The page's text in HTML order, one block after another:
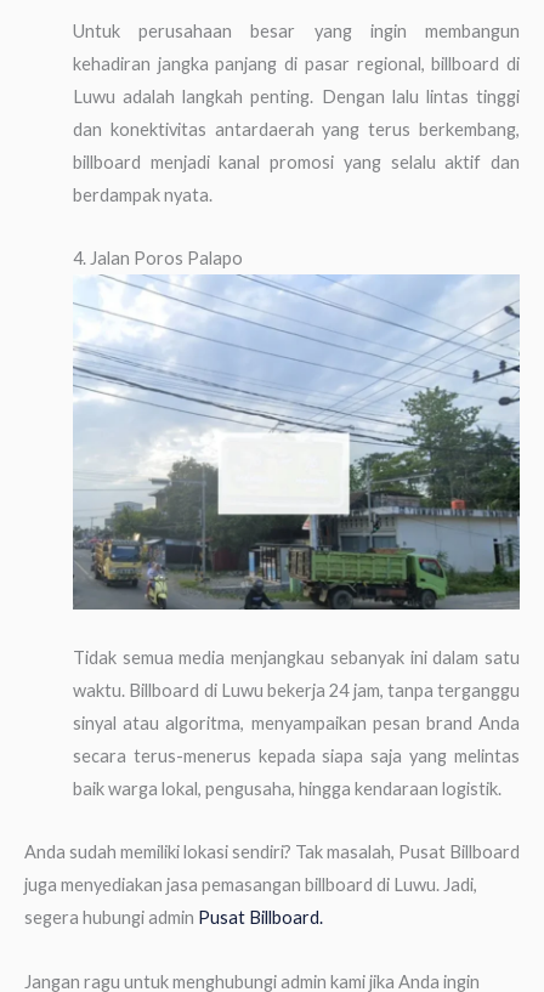
Untuk perusahaan besar yang ingin membangun
kehadiran jangka panjang di pasar regional, billboard di
Luwu adalah langkah penting. Dengan lalu lintas tinggi
dan konektivitas antardaerah yang terus berkembang,
billboard menjadi kanal promosi yang selalu aktif dan
berdampak nyata.
4. Jalan Poros Palapo
Tidak semua media menjangkau sebanyak ini dalam satu
waktu. Billboard di Luwu bekerja 24 jam, tanpa terganggu
sinyal atau algoritma, menyampaikan pesan brand Anda
secara terus-menerus kepada siapa saja yang melintas
baik warga lokal, pengusaha, hingga kendaraan logistik.
Anda sudah memiliki lokasi sendiri? Tak masalah, Pusat Billboard
juga menyediakan jasa pemasangan billboard di Luwu. Jadi,
segera hubungi admin Pusat Billboard.
Jangan ragu untuk menghubungi admin kami jika Anda ingin